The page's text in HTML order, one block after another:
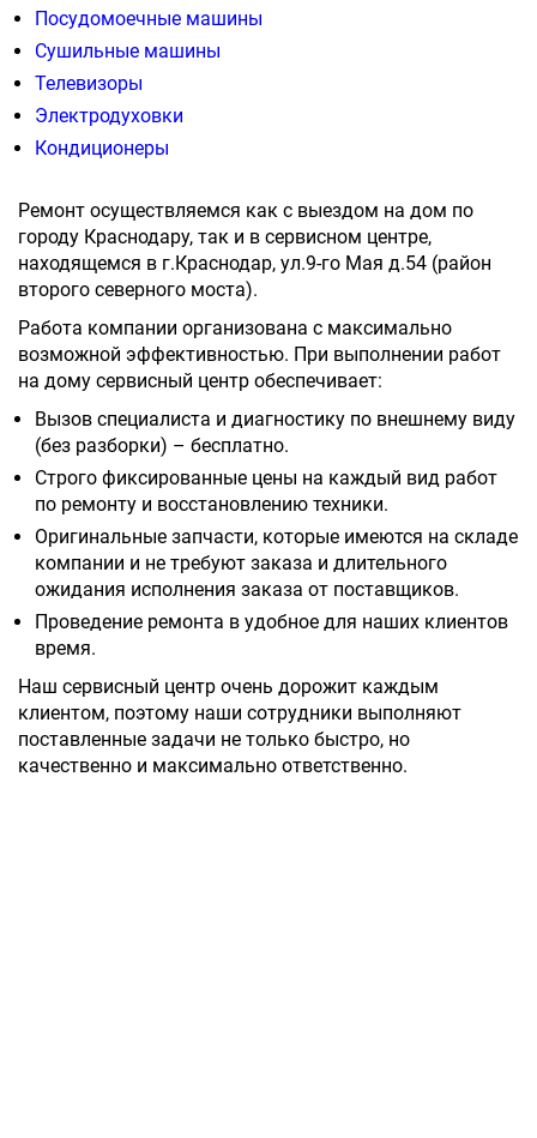
Посудомоечные машины
Сушильные машины
Телевизоры
Электродуховки
Кондиционеры
Ремонт осуществляемся как с выездом на дом по
городу Краснодару, так и в сервисном центре,
находящемся в г.Краснодар, ул.9-го Мая д.54 (район
второго северного моста).
Работа компании организована с максимально
возможной эффективностью. При выполнении работ
на дому сервисный центр обеспечивает:
Вызов специалиста и диагностику по внешнему виду
(без разборки) – бесплатно.
Строго фиксированные цены на каждый вид работ
по ремонту и восстановлению техники.
Оригинальные запчасти, которые имеются на складе
компании и не требуют заказа и длительного
ожидания исполнения заказа от поставщиков.
Проведение ремонта в удобное для наших клиентов
время.
Наш сервисный центр очень дорожит каждым
клиентом, поэтому наши сотрудники выполняют
поставленные задачи не только быстро, но
качественно и максимально ответственно.